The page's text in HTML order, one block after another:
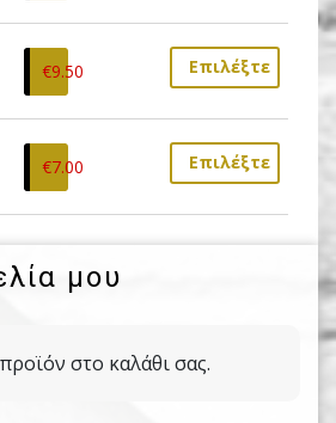
€9.50 Επιλέξτε
€7.00 Επιλέξτε
μου
στο καλάθι σας.